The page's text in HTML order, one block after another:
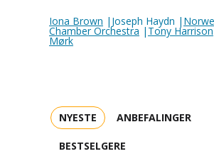
Iona Brown |Joseph Haydn |
Chamber Orchestra | Tony Harrison
Mørk
NYESTE ANBEFALINGER
BESTSELGERE